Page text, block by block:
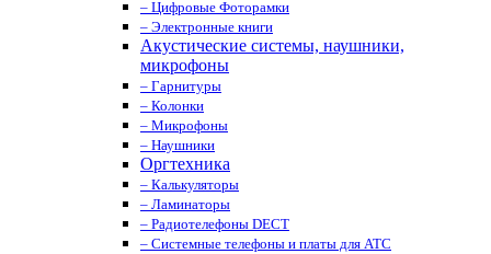
– Цифровые Фоторамки
– Электронные книги
Акустические системы, наушники,
микрофоны
– Гарнитуры
– Колонки
– Микрофоны
– Наушники
Оргтехника
– Калькуляторы
– Ламинаторы
– Радиотелефоны DECT
– Системные телефоны и платы для АТС